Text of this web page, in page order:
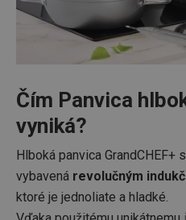
Čím Panvica
vyniká?
Hlboká panvica GrandCHEF+
vybavená revolučným
ktoré je jednoliate a hladké.